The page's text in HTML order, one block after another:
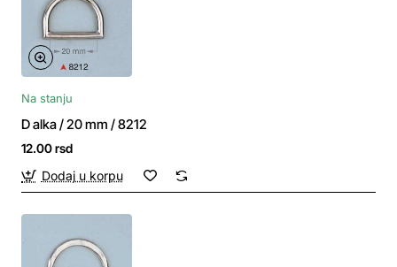
Na stanju
D alka / 20 mm / 8212
12.00 rsd
Dodaj u korpu